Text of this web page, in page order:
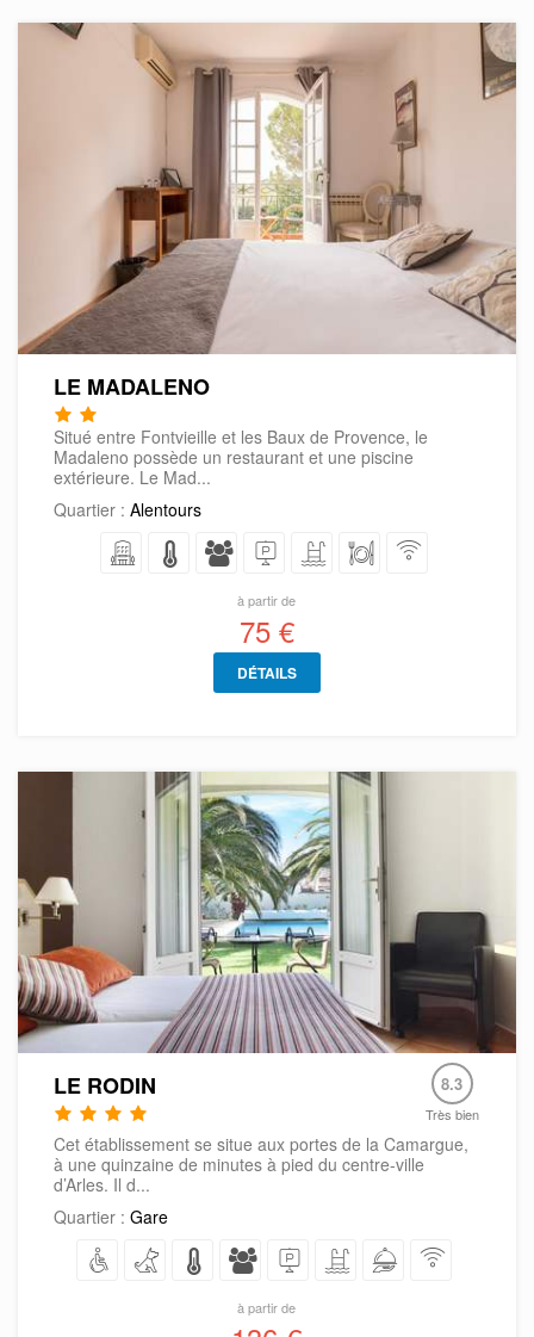
LE MADALENO
Situé entre Fontvieille et les Baux de Provence, le
Madaleno possède un restaurant et une piscine
extérieure. Le Mad...
Quartier : Alentours
à partir de
75 €
DÉTAILS
LE RODIN 8.3
Très bien
Cet établissement se situe aux portes de la Camargue,
à une quinzaine de minutes à pied du centre-ville
d’Arles. Il d...
Quartier : Gare
à partir de